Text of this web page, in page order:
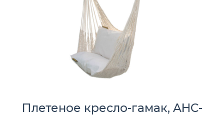
Плетеное кресло-гамак, AHC-